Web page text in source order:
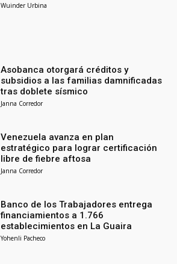
Wuinder Urbina
Asobanca otorgará créditos y
subsidios a las familias damnificadas
tras doblete sísmico
Janna Corredor
Venezuela avanza en plan
estratégico para lograr certificación
libre de fiebre aftosa
Janna Corredor
Banco de los Trabajadores entrega
financiamientos a 1.766
establecimientos en La Guaira
Yohenli Pacheco